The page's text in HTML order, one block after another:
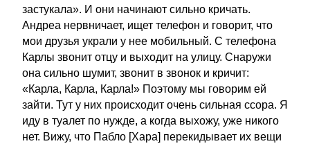
застукала». И они начинают сильно кричать.
Андреа нервничает, ищет телефон и говорит, что
мои друзья украли у нее мобильный. С телефона
Карлы звонит отцу и выходит на улицу. Снаружи
она сильно шумит, звонит в звонок и кричит:
«Карла, Карла, Карла!» Поэтому мы говорим ей
зайти. Тут у них происходит очень сильная ссора. Я
иду в туалет по нужде, а когда выхожу, уже никого
нет. Вижу, что Пабло [Хара] перекидывает их вещи